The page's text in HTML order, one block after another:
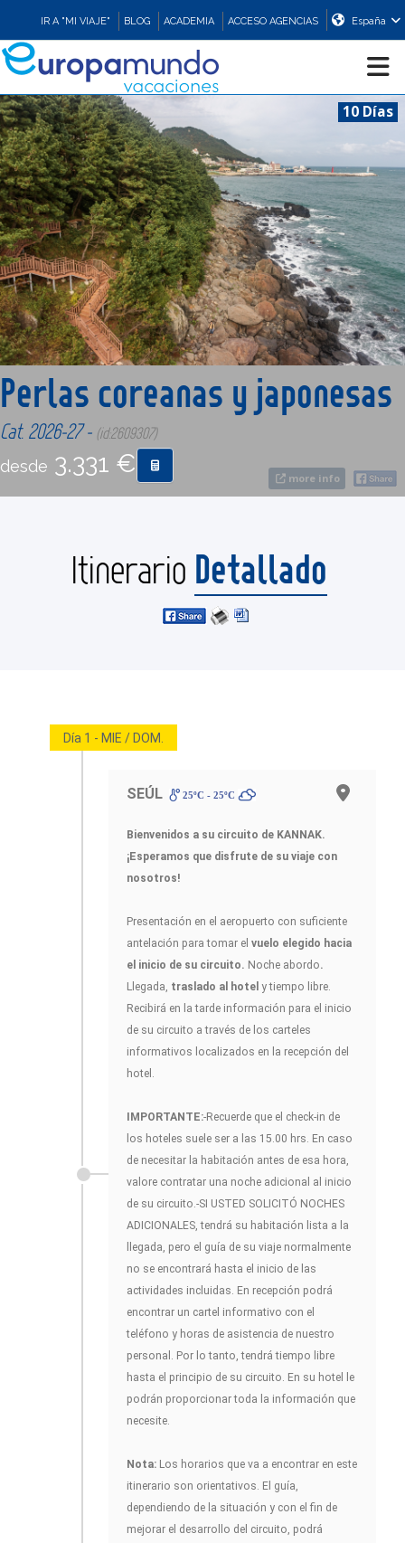
IR A "MI VIAJE" BLOG ACADEMIA ACCESO AGENCIAS España
EUROPA
ASIA
ORIENTE
PROMOCIONES
COMPRAR
CONTACTO
10 Días
more info
Perlas coreanas y japonesas
Cat. 2026-27 - (id:2609307)
desde 3.331 €
Itinerario Detallado
Día 1 - MIE / DOM.
SEÚL 25ºC - 25ºC
Bienvenidos a su circuito de KANNAK.
¡Esperamos que disfrute de su viaje con
nosotros!
Presentación en el aeropuerto con suficiente
antelación para tomar el vuelo elegido hacia
el inicio de su circuito. Noche abordo.
Llegada, traslado al hotel y tiempo libre.
Recibirá en la tarde información para el inicio
de su circuito a través de los carteles
informativos localizados en la recepción del
hotel.
IMPORTANTE:-Recuerde que el check-in de
los hoteles suele ser a las 15.00 hrs. En caso
de necesitar la habitación antes de esa hora,
valore contratar una noche adicional al inicio
de su circuito.-SI USTED SOLICITÓ NOCHES
ADICIONALES, tendrá su habitación lista a la
llegada, pero el guía de su viaje normalmente
no se encontrará hasta el inicio de las
actividades incluidas. En recepción podrá
encontrar un cartel informativo con el
teléfono y horas de asistencia de nuestro
personal. Por lo tanto, tendrá tiempo libre
hasta el principio de su circuito. En su hotel le
podrán proporcionar toda la información que
necesite.
Nota: Los horarios que va a encontrar en este
itinerario son orientativos. El guía,
dependiendo de la situación y con el fin de
mejorar el desarrollo del circuito, podrá